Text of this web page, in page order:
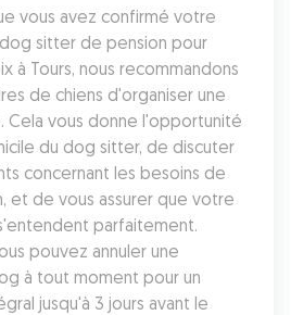
vous avez confirmé votre
sitter de pension pour
à Tours, nous recommandons
de chiens d'organiser une
Cela vous donne l'opportunité
du dog sitter, de discuter
concernant les besoins de
et de vous assurer que votre
parfaitement.
pouvez annuler une
à tout moment pour un
jusqu'à 3 jours avant le